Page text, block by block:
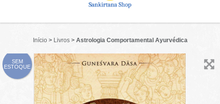
Início > Livros > Astrologia Comportamental Ayurvédica
SEM
ESTOQUE